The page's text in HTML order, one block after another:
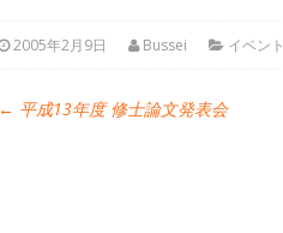
2005年2月9日 Bussei イベント
← 平成13年度 修士論文発表会